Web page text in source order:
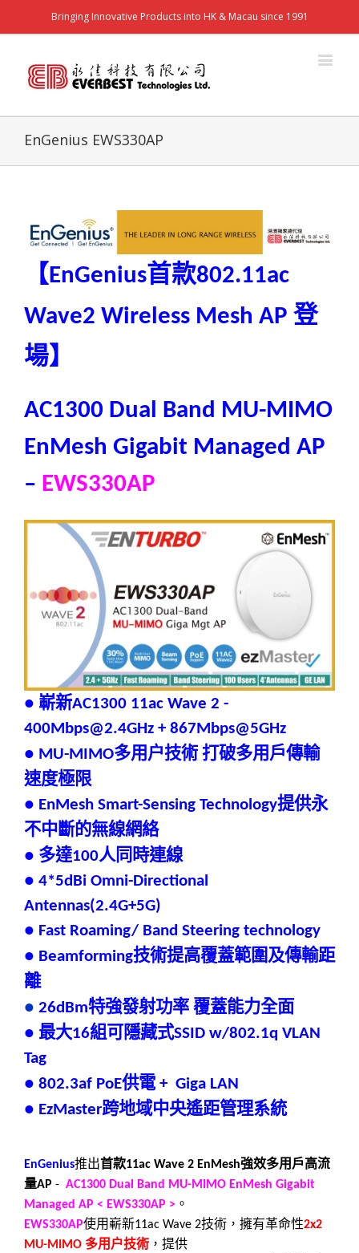
Bringing Innovative Products into HK & Macau since 1991
EnGenius EWS330AP
【EnGenius首款802.11ac
Wave2 Wireless Mesh AP 登
場】
AC1300 Dual Band MU-MIMO
EnMesh Gigabit Managed AP
– EWS330AP
● 嶄新AC1300 11ac Wave 2 -
400Mbps@2.4GHz + 867Mbps@5GHz
● MU-MIMO多用户技術 打破多用戶傳輸
速度極限
● EnMesh Smart-Sensing Technology提供永
不中斷的無線網絡
● 多達100人同時連線
● 4*5dBi Omni-Directional
Antennas(2.4G+5G)
● Fast Roaming/ Band Steering technology
● Beamforming技術提高覆蓋範圍及傳輸距
離
● 26dBm特強發射功率 覆蓋能力全面
● 最大16組可隱藏式SSID w/802.1q VLAN
Tag
● 802.3af PoE供電 + Giga LAN
● EzMaster跨地域中央遙距管理系統
EnGenius推出首款11ac Wave 2 EnMesh強效多用戶高流
量AP - AC1300 Dual Band MU-MIMO EnMesh Gigabit
Managed AP < EWS330AP > 。
EWS330AP使用嶄新11ac Wave 2技術，擁有革命性2x2
MU-MIMO 多用户技術 ，提供